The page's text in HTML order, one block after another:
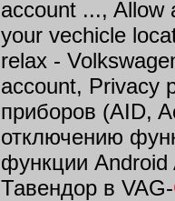
account ..., Allow
your vechicle
relax -
account, Privacy
приборов (AID,
отключению
функции Android
Тавендор в VAG-